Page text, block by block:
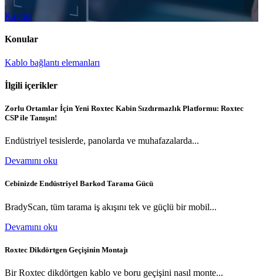
Kaydol
Konular
Kablo bağlantı elemanları
İlgili içerikler
Zorlu Ortamlar İçin Yeni Roxtec Kabin Sızdırmazlık Platformu: Roxtec
CSP ile Tanışın!
Endüstriyel tesislerde, panolarda ve muhafazalarda...
Devamını oku
Cebinizde Endüstriyel Barkod Tarama Gücü
BradyScan, tüm tarama iş akışını tek ve güçlü bir mobil...
Devamını oku
Roxtec Dikdörtgen Geçişinin Montajı
Bir Roxtec dikdörtgen kablo ve boru geçişini nasıl monte...